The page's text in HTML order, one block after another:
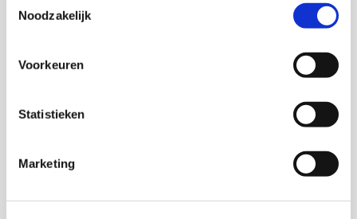
Noodzakelijk
Voorkeuren
Statistieken
Marketing
Het rapport wordt afgesloten met de aanbeveling in
grote lijnen door te gaan zoals men bezig is, maar doet
op een aantal punten.
Willem Melief